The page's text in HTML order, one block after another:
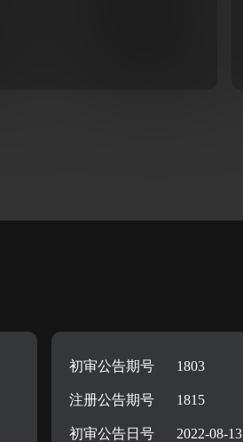
初审公告期号 1803
注册公告期号 1815
初审公告日号 2022-08-13